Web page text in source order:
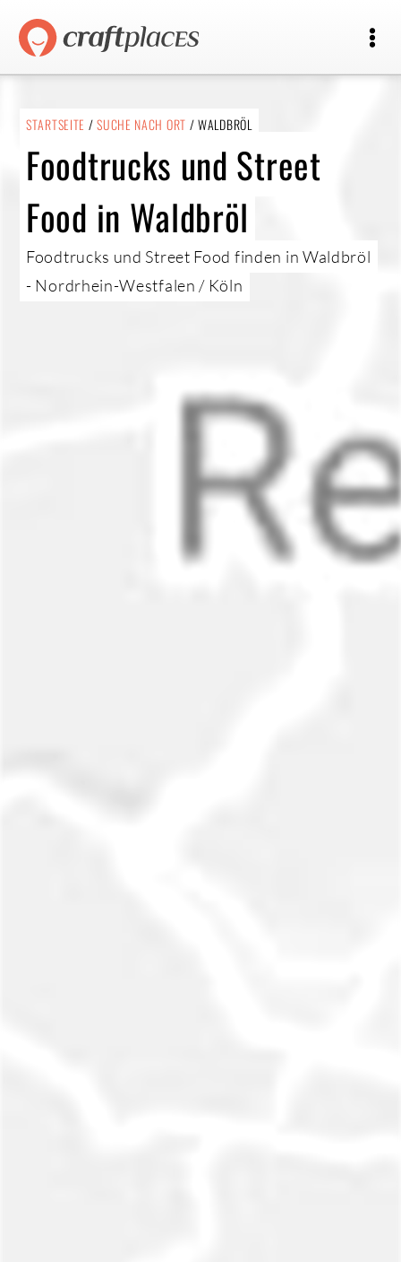
STARTSEITE /SUCHE NACH ORT / WALDBRÖL
Foodtrucks und Street
Food in Waldbröl
Foodtrucks und Street Food finden in Waldbröl
- Nordrhein-Westfalen / Köln